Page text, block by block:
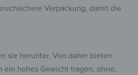
Verpackung, damit die
sie herunter. Von daher bieten
ein hohes Gewicht tragen, ohne,